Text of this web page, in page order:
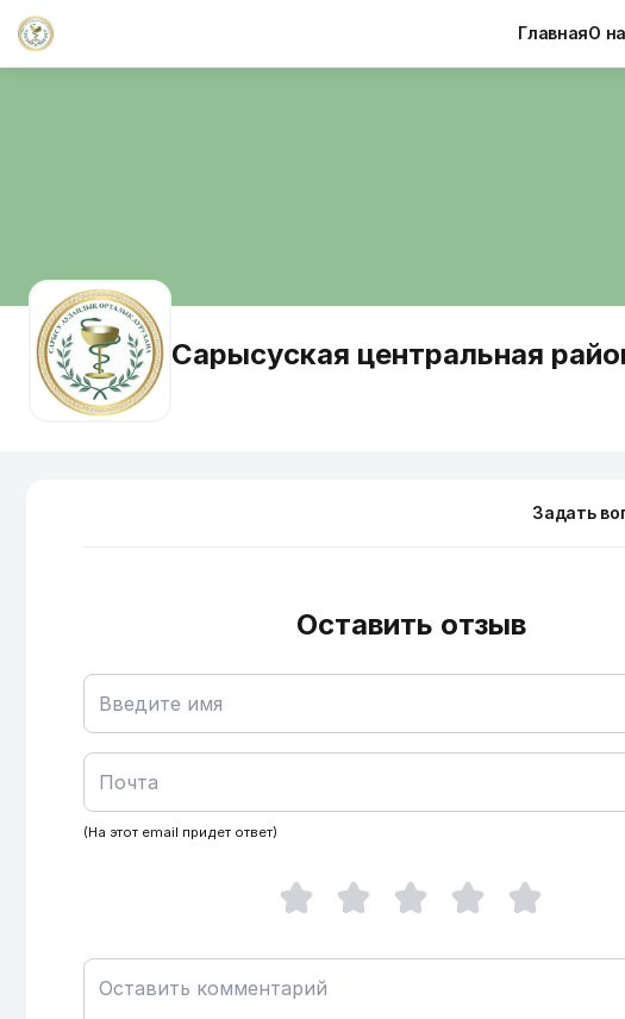
ГлавнаяО
Сарысуская центральная
Задать
Оставить отзыв
(На этот email придет ответ)